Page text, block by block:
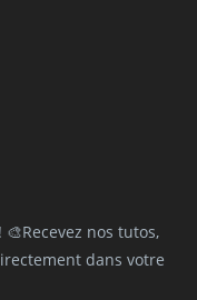
nos tutos,
dans votre